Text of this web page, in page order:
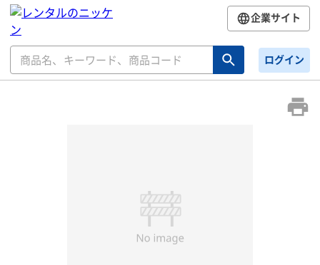
企業サイト
ログイン